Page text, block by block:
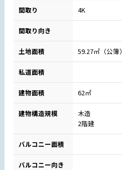
間取り 4K
間取り向き
土地面積 59.27㎡（公簿）
私道面積
建物面積 62㎡
建物構造規模
木造
2階建
バルコニー面積
バルコニー向き